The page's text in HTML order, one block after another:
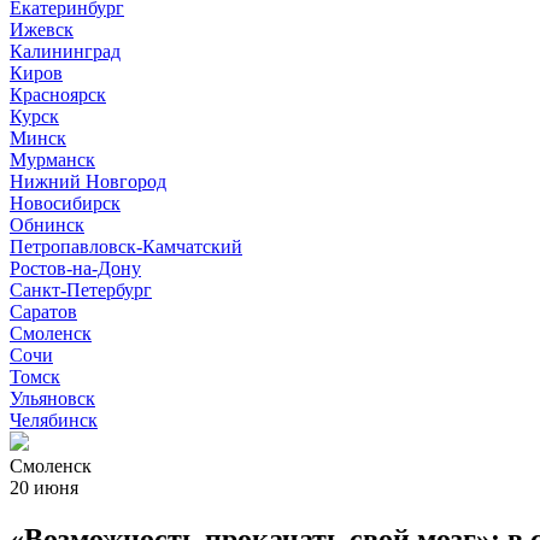
Екатеринбург
Ижевск
Калининград
Киров
Красноярск
Курск
Минск
Мурманск
Нижний Новгород
Новосибирск
Обнинск
Петропавловск-Камчатский
Ростов-на-Дону
Санкт-Петербург
Саратов
Смоленск
Сочи
Томск
Ульяновск
Челябинск
Смоленск
20 июня